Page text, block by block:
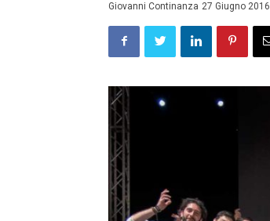
Giovanni Continanza 27 Giugno 2016